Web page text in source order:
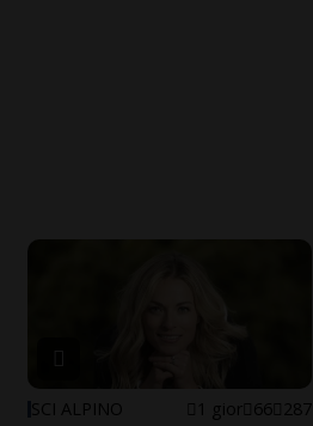
SCI ALPINO 1 gior 66 287